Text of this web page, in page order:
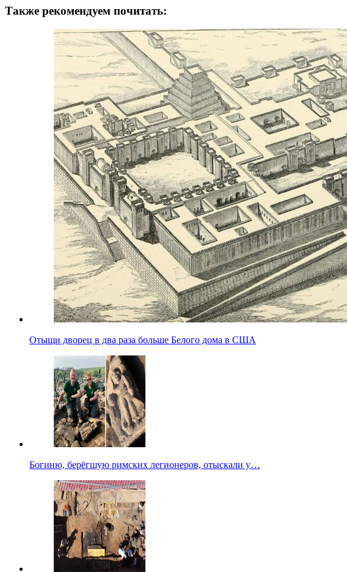
Также рекомендуем почитать:
Отыщи дворец в два раза больше Белого дома в США
Богиню, берёгшую римских легионеров, отыскали у…